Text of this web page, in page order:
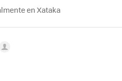
en Xataka